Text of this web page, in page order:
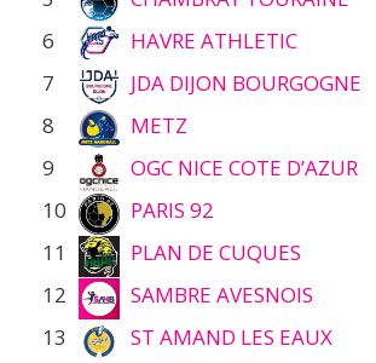
6
HAVRE ATHLETIC
7
JDA DIJON BOURGOGNE
8
METZ
9
OGC NICE COTE D’AZUR
10
PARIS 92
11
PLAN DE CUQUES
12
SAMBRE AVESNOIS
13
ST AMAND LES EAUX